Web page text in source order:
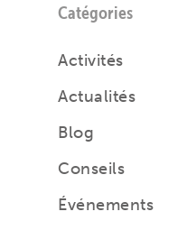
Catégories
Activités
Actualités
Blog
Conseils
Événements